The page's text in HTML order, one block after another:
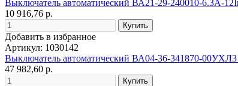
Выключатель автоматический ВА21-29-240010-6.3А-
10 916,76 р.
Добавить в избранное
Артикул: 1030142
Выключатель автоматический ВА04-36-341870-
47 982,60 р.